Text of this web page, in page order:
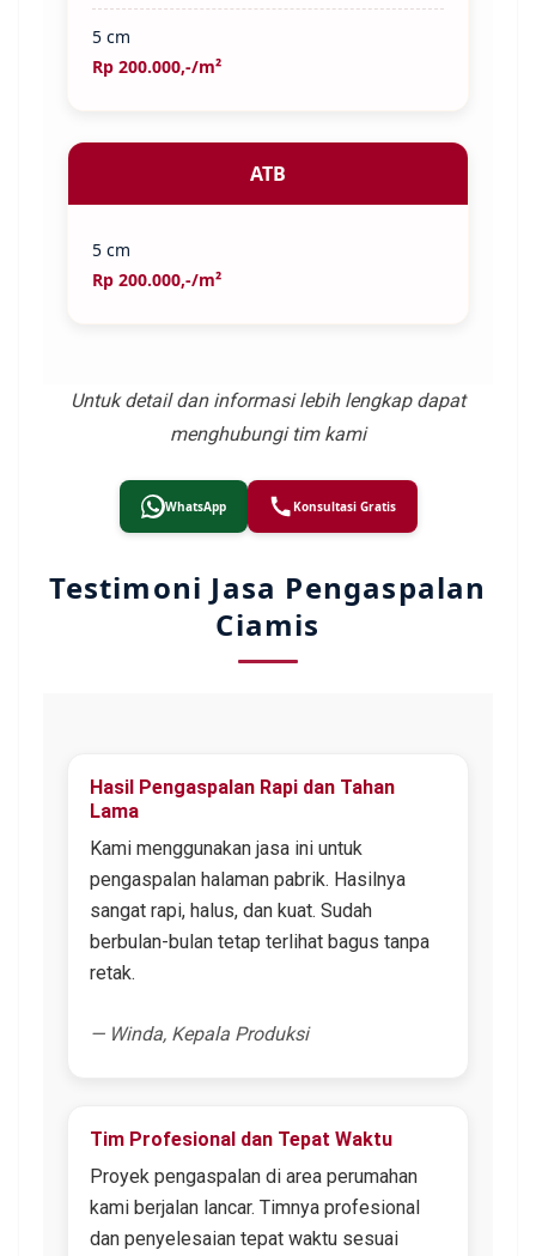
5 cm
Rp 200.000,-/m²
ATB
5 cm
Rp 200.000,-/m²
Untuk detail dan informasi lebih lengkap dapat
menghubungi tim kami
WhatsApp Konsultasi Gratis
Testimoni Jasa Pengaspalan
Ciamis
Hasil Pengaspalan Rapi dan Tahan
Lama
Kami menggunakan jasa ini untuk
pengaspalan halaman pabrik. Hasilnya
sangat rapi, halus, dan kuat. Sudah
berbulan-bulan tetap terlihat bagus tanpa
retak.
— Winda, Kepala Produksi
Tim Profesional dan Tepat Waktu
Proyek pengaspalan di area perumahan
kami berjalan lancar. Timnya profesional
dan penyelesaian tepat waktu sesuai